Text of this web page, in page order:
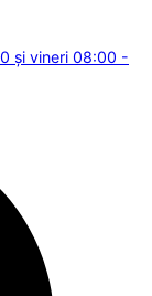
și vineri 08:00 -